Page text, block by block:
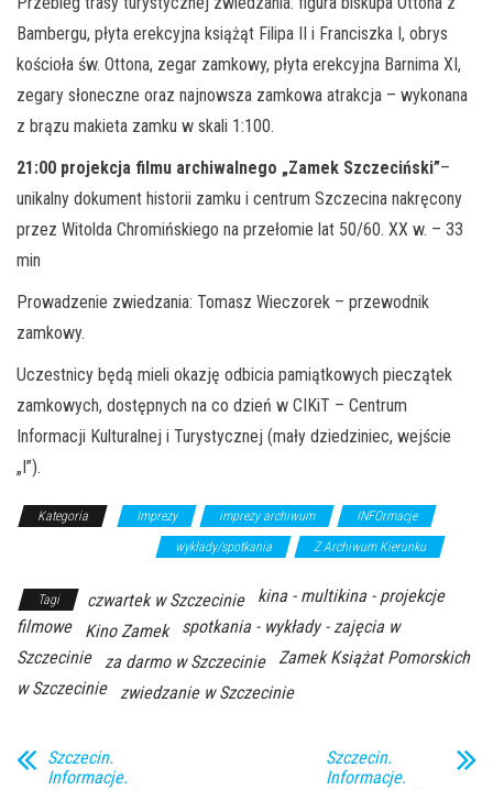
Bambergu, płyta erekcyjna książąt Filipa II i Franciszka I, obrys
kościoła św. Ottona, zegar zamkowy, płyta erekcyjna Barnima XI,
zegary słoneczne oraz najnowsza zamkowa atrakcja – wykonana
z brązu makieta zamku w skali 1:100.
21:00 projekcja filmu archiwalnego „Zamek Szczeciński”–
unikalny dokument historii zamku i centrum Szczecina nakręcony
przez Witolda Chromińskiego na przełomie lat 50/60. XX w. – 33
min
Prowadzenie zwiedzania: Tomasz Wieczorek – przewodnik
zamkowy.
Uczestnicy będą mieli okazję odbicia pamiątkowych pieczątek
zamkowych, dostępnych na co dzień w CIKiT – Centrum
Informacji Kulturalnej i Turystycznej (mały dziedziniec, wejście
„I”).
Kategoria Imprezy imprezy archiwum
INFOrmacje
wykłady/spotkania Z Archiwum Kierunku
Tagi czwartek w Szczecinie
kina - multikina - projekcje
filmowe
Kino Zamek
spotkania - wykłady - zajęcia w
Szczecinie
za darmo w Szczecinie
Zamek Książat Pomorskich
w Szczecinie
zwiedzanie w Szczecinie
Szczecin.
Informacje.
Szczecin.
Informacje.